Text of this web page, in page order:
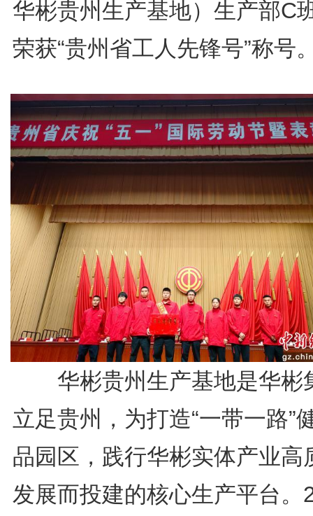
华彬贵州生产基地）生产部C
荣获“贵州省工人先锋号”称号
华彬贵州生产基地是华彬
立足贵州，为打造“一带一路”
品园区，践行华彬实体产业高
发展而投建的核心生产平台。